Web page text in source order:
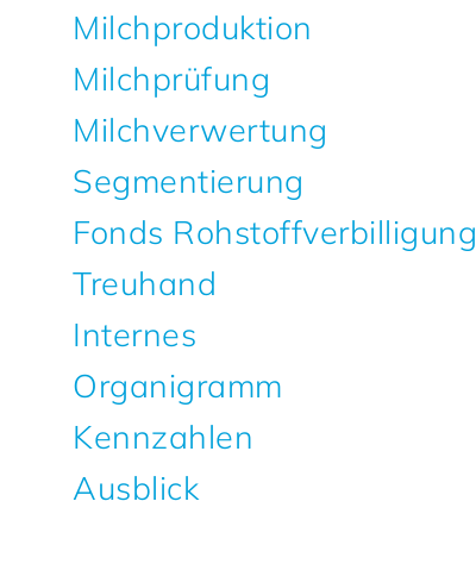
Milchproduktion
Milchprüfung
Milchverwertung
Segmentierung
Fonds Rohstoffverbilligung
Treuhand
Internes
Organigramm
Kennzahlen
Ausblick